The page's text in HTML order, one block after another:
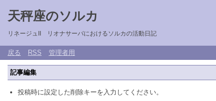
天秤座のソルカ
リネージュII リオナサーバにおけるソルカの活動日記
戻る RSS 管理者用
記事編集
投稿時に設定した削除キーを入力してください。